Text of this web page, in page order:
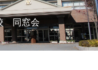
同窓会